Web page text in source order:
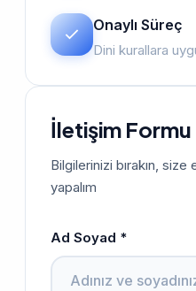
Onaylı Süreç
Dini kurallara
İletişim Formu
Bilgilerinizi bırakın,
yapalım
Ad Soyad *